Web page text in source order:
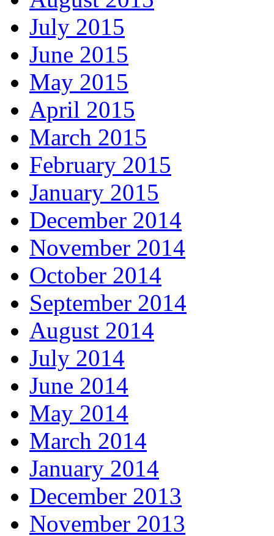
July 2015
June 2015
May 2015
April 2015
March 2015
February 2015
January 2015
December 2014
November 2014
October 2014
September 2014
August 2014
July 2014
June 2014
May 2014
March 2014
January 2014
December 2013
November 2013